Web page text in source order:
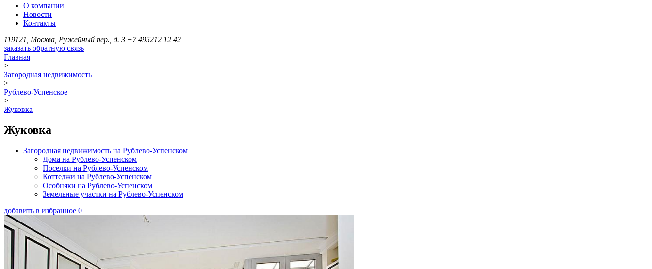
О компании
Новости
Контакты
119121, Москва, Ружейный пер., д. 3 +7 495212 12 42
заказать обратную связь
Главная
>
Загородная недвижимость
>
Рублево-Успенское
>
Жуковка
Жуковка
Загородная недвижимость на Рублево-Успенском
Дома на Рублево-Успенском
Поселки на Рублево-Успенском
Коттеджи на Рублево-Успенском
Особняки на Рублево-Успенском
Земельные участки на Рублево-Успенском
добавить в избранное 0